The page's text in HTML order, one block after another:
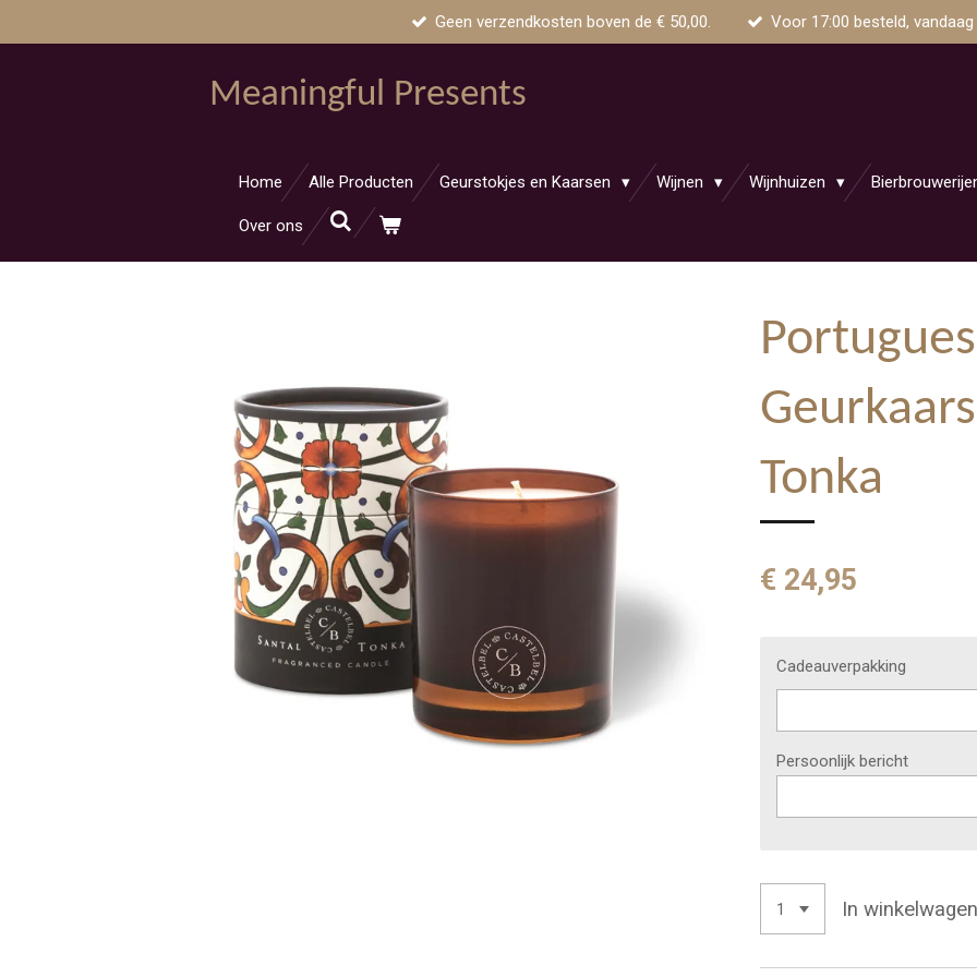
Geen verzendkosten boven de € 50,00. Voor 17:00 besteld,
Meaningful Presents
Home Alle Producten Geurstokjes en Kaarsen Wijnen Wijnhuizen
Over ons
Tonka
€ 24,95
Cadeauverpakking
Persoonlijk bericht
In